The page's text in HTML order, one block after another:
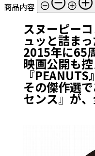
商品内容
スヌーピー
ュッと詰ま
2015年に65
映画公開も
『PEANUTS
その傑作選
センス』が